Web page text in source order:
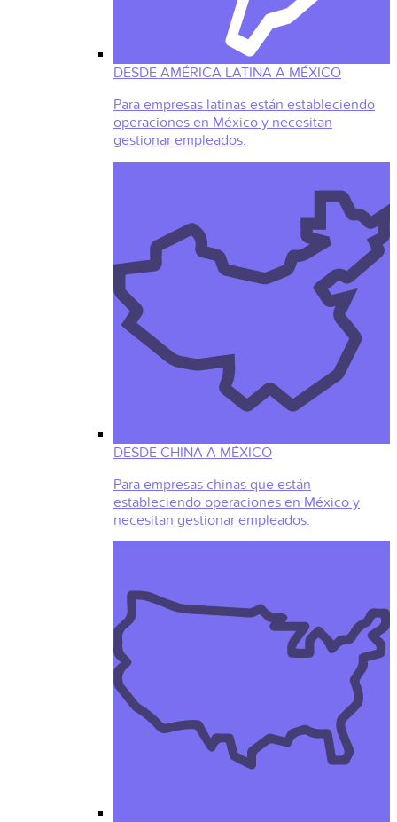
DESDE AMÉRICA LATINA A MÉXICO
Para empresas latinas están estableciendo
operaciones en México y necesitan
gestionar empleados.
DESDE CHINA A MÉXICO
Para empresas chinas que están
estableciendo operaciones en México y
necesitan gestionar empleados.